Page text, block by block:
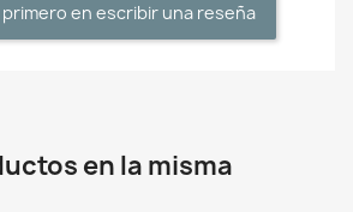
primero en escribir una reseña
en la misma